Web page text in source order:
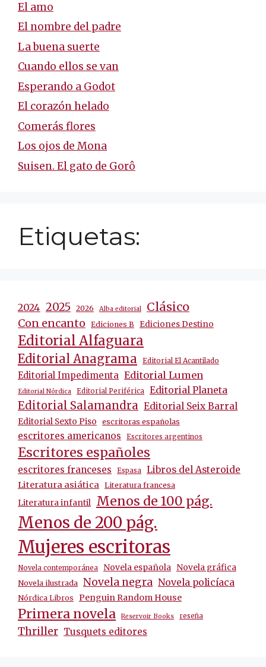
El amo
El nombre del padre
La buena suerte
Cuando ellos se van
Esperando a Godot
El corazón helado
Comerás flores
Los ojos de Mona
Suisen. El gato de Gorô
Etiquetas:
2024 2025 2026 Alba editorial Clásico
Con encanto Ediciones B Ediciones Destino
Editorial Alfaguara
Editorial Anagrama Editorial El Acantilado
Editorial Impedimenta Editorial Lumen
Editorial Nórdica Editorial Periférica Editorial Planeta
Editorial Salamandra Editorial Seix Barral
Editorial Sexto Piso escritoras españolas
escritores americanos Escritores argentinos
Escritores españoles
escritores franceses Espasa Libros del Asteroide
Literatura asiática Literatura francesa
Literatura infantil Menos de 100 pág.
Menos de 200 pág.
Mujeres escritoras
Novela contemporánea Novela española Novela gráfica
Novela ilustrada Novela negra Novela policíaca
Nórdica Libros Penguin Random House
Primera novela Reservoir Books reseña
Thriller Tusquets editores